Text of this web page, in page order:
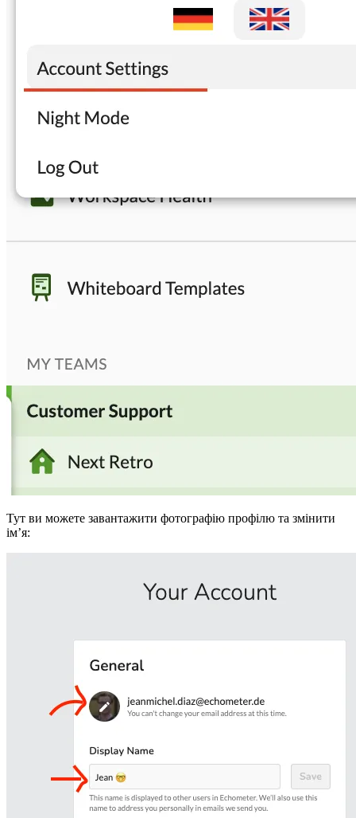
Тут ви можете завантажити фотографію профілю та змінити
ім’я: